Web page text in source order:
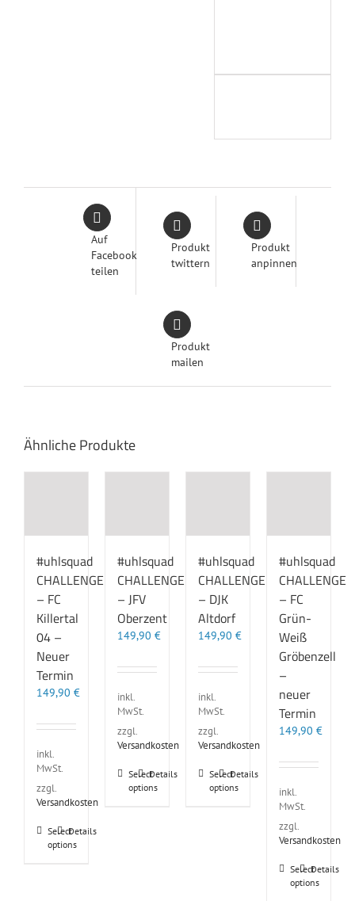
Auf
Facebook
teilen
Produkt
twittern
Produkt
anpinnen
Produkt
mailen
Ähnliche Produkte
#uhlsquad
CHALLENGE
– FC
Killertal
04 –
Neuer
Termin
149,90 €
inkl.
MwSt.
zzgl.
Versandkosten
Select
options
Dieses
Produkt
Details
#uhlsquad
CHALLENGE
– JFV
Oberzent
149,90 €
inkl.
MwSt.
zzgl.
Versandkosten
Select
options
Dieses
Produkt
Details
#uhlsquad
CHALLENGE
– DJK
Altdorf
149,90 €
inkl.
MwSt.
zzgl.
Versandkosten
Select
options
Dieses
Produkt
Details
#uhlsquad
CHALLENGE
– FC
Grün-
Weiß
Gröbenzell
–
neuer
Termin
149,90 €
inkl.
MwSt.
zzgl.
Versandkosten
Select
options
Dieses
Produkt
Details